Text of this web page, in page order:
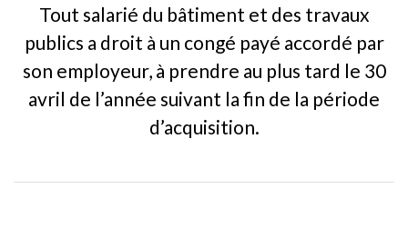
Tout salarié du bâtiment et des travaux
publics a droit à un congé payé accordé par
son employeur, à prendre au plus tard le 30
avril de l’année suivant la fin de la période
d’acquisition.